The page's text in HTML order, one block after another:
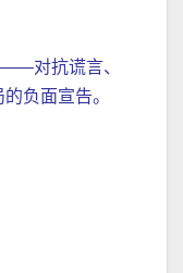
对抗谎言、
负面宣告。